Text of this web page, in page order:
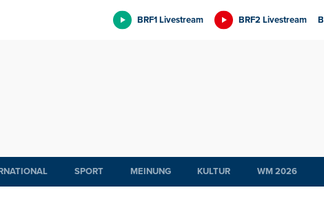
BRF1 Livestream BRF2 Livestream
SPORT MEINUNG KULTUR WM 2026